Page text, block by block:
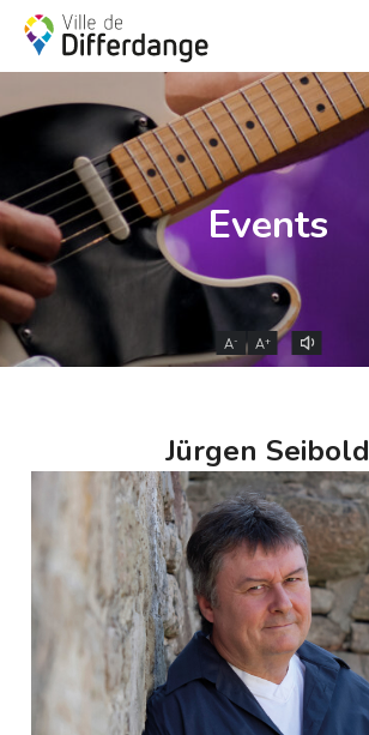
Events
A- A+
Jürgen Seibold